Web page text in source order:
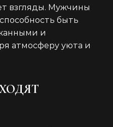
взгляды. Мужчины
быть
и
атмосферу уюта и